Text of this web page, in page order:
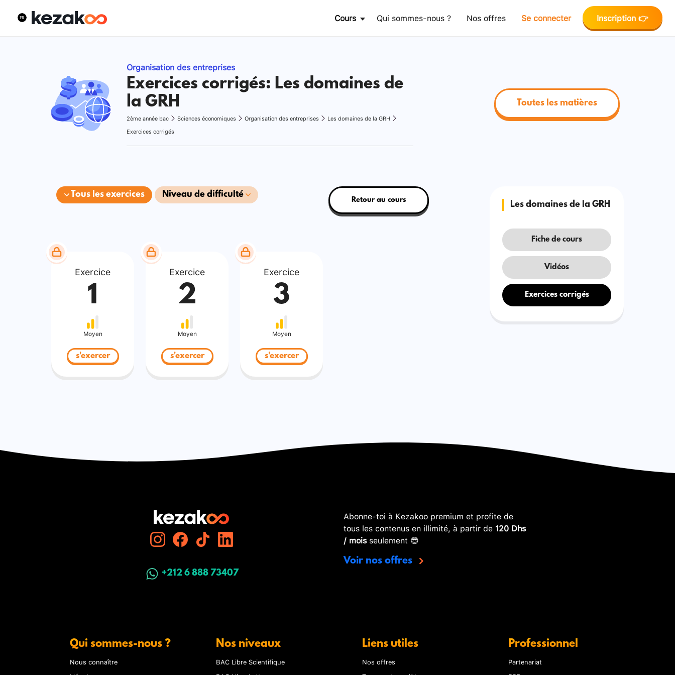
Cours Qui sommes-nous ? Nos offres Se connecter Inscription 👉
Organisation des entreprises
Exercices corrigés: Les domaines de
la GRH
2ème année bac Sciences économiques Organisation des entreprises
Les domaines de la GRH
Exercices corrigés
Toutes les matières
Tous les exercices Niveau de difficulté
Retour au cours
Exercice
1
Moyen
s'exercer
Exercice
2
Moyen
s'exercer
Exercice
3
Moyen
s'exercer
Les domaines de la GRH
Fiche de cours
Vidéos
Exercices corrigés
+212 6 888 73407
Abonne-toi à Kezakoo premium et profite de
tous les contenus en illimité, à partir de 120 Dhs
/ moisseulement 😎
Voir nos offres
Qui sommes-nous ?
Nous connaître
Nos niveaux
BAC Libre Scientifique
Liens utiles
Nos offres
Professionnel
Partenariat